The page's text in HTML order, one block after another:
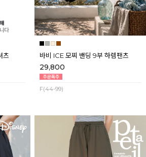
츠 바비 ICE 모찌 밴딩 9부 하렘팬츠
29,800
F(44-99)